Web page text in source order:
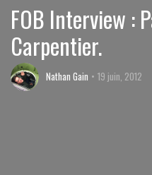
FOB Interview :
Carpentier.
Nathan Gain 19 juin, 2012